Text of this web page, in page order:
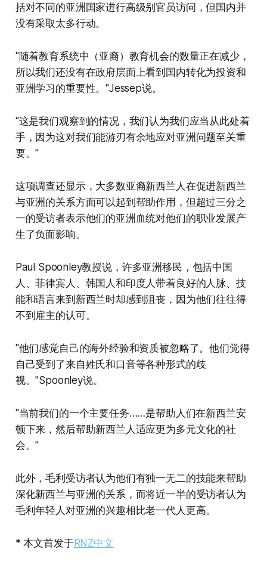
括对不同的亚洲国家进行高级别官员访问，但国内并
没有采取太多行动。
"随着教育系统中（亚裔）教育机会的数量正在减少，
所以我们还没有在政府层面上看到国内转化为投资和
亚洲学习的重要性。"Jessep说。
"这是我们观察到的情况，我们认为我们应当从此处着
手，因为这对我们能游刃有余地应对亚洲问题至关重
要。"
这项调查还显示，大多数亚裔新西兰人在促进新西兰
与亚洲的关系方面可以起到帮助作用，但超过三分之
一的受访者表示他们的亚洲血统对他们的职业发展产
生了负面影响。
Paul Spoonley教授说，许多亚洲移民，包括中国
人、菲律宾人、韩国人和印度人带着良好的人脉、技
能和语言来到新西兰时却感到沮丧，因为他们往往得
不到雇主的认可。
"他们感觉自己的海外经验和资质被忽略了。他们觉得
自己受到了来自姓氏和口音等各种形式的歧
视。"Spoonley说。
"当前我们的一个主要任务……是帮助人们在新西兰安
顿下来，然后帮助新西兰人适应更为多元文化的社
会。"
此外，毛利受访者认为他们有独一无二的技能来帮助
深化新西兰与亚洲的关系，而将近一半的受访者认为
毛利年轻人对亚洲的兴趣相比老一代人更高。
* 本文首发于RNZ中文